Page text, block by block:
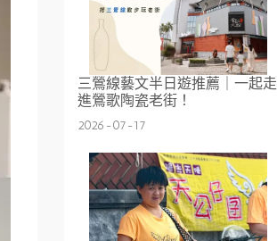
三鶯線藝文半日遊推薦｜一起走
進鶯歌陶瓷老街！
2026-07-17